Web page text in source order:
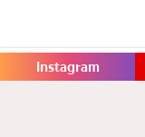
Instagram